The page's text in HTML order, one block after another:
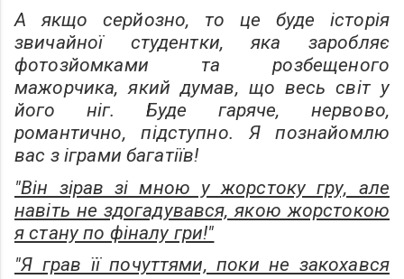
А якщо серйозно, то це буде історія
звичайної студентки, яка заробляє
фотозйомками та розбещеного
мажорчика, який думав, що весь світ у
його ніг. Буде гаряче, нервово,
романтично, підступно. Я познайомлю
вас з іграми багатіїв!
"Він зірав зі мною у жорстоку гру, але
навіть не здогадувався, якою жорстокою
я стану по фіналу гри!"
"Я грав її почуттями, поки не закохався